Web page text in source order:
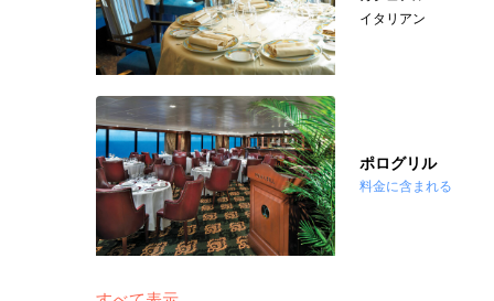
イタリアン
ポログリル
料金に含まれる